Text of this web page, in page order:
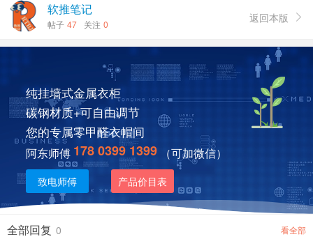
软推笔记
帖子 47 关注 0 返回本版 
纯挂墙式金属衣柜
碳钢材质+可自由调节
您的专属零甲醛衣帽间
阿东师傅 178 0399 1399 （可加微信）
致电师傅 产品价目表
全部回复 0 看全部